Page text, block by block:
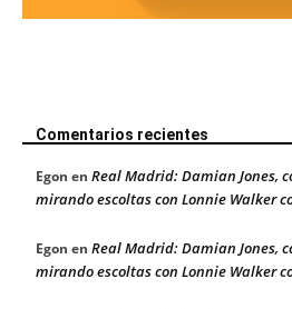
Comentarios recientes
Egon en Real Madrid: Damian Jones,
mirando escoltas con Lonnie Walker
Egon en Real Madrid: Damian Jones,
mirando escoltas con Lonnie Walker